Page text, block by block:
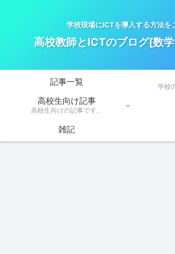
学校現場にICTを導入する方法を
高校教師とICTのブログ[数
記事一覧 学校
高校生向け記事
高校生向けの記事です。
雑記